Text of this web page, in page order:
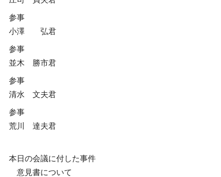
参事
小澤 弘君
参事
並木 勝市君
参事
清水 文夫君
参事
荒川 達夫君
本日の会議に付した事件
意見書について